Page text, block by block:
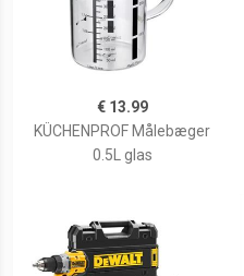
€ 13.99
KÜCHENPROF Målebæger
0.5L glas